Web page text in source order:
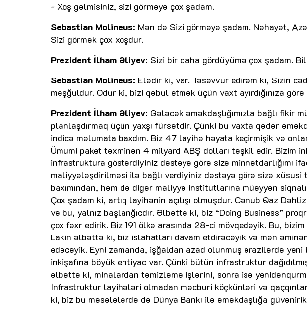
- Xoş gəlmisiniz, sizi görməyə çox şadam.
Sebastian Molineus: Mən də Sizi görməyə şadam. Nəhayət,
Sizi görmək çox xoşdur.
Prezident İlham Əliyev: Sizi bir daha gördüyümə çox şadam.
Sebastian Molineus: Elədir ki, var. Təsəvvür edirəm ki, Sizin
məşğuldur. Odur ki, bizi qəbul etmək üçün vaxt ayırdığınıza
Prezident İlham Əliyev: Gələcək əməkdaşlığımızla bağlı fikir
planlaşdırmaq üçün yaxşı fürsətdir. Çünki bu vaxta qədər
indicə məlumata baxdım. Biz 47 layihə həyata keçirmişik və
Ümumi paket təxminən 4 milyard ABŞ dolları təşkil edir. Bizim
infrastruktura göstərdiyiniz dəstəyə görə sizə minnətdarlığımı
maliyyələşdirilməsi ilə bağlı verdiyiniz dəstəyə görə sizə
baxımından, həm də digər maliyyə institutlarına müəyyən
Çox şadam ki, artıq layihənin açılışı olmuşdur. Cənub Qaz
və bu, yalnız başlanğıcdır. Əlbəttə ki, biz “Doing Business”
çox fəxr edirik. Biz 191 ölkə arasında 28-ci mövqedəyik. Bu,
Lakin əlbəttə ki, biz islahatları davam etdirəcəyik və mən
edəcəyik. Eyni zamanda, işğaldan azad olunmuş ərazilərdə
inkişafına böyük ehtiyac var. Çünki bütün infrastruktur
əlbəttə ki, minalardan təmizləmə işlərini, sonra isə
İnfrastruktur layihələri olmadan məcburi köçkünləri və
ki, biz bu məsələlərdə də Dünya Bankı ilə əməkdaşlığa